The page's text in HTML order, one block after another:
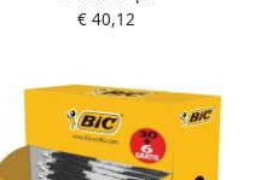
€ 40,12